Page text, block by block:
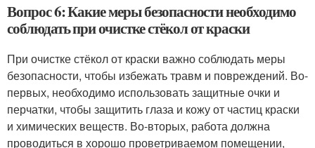
Вопрос 6: Какие меры безопасности необходимо
соблюдать при очистке стёкол от краски
При очистке стёкол от краски важно соблюдать меры
безопасности, чтобы избежать травм и повреждений. Во-
первых, необходимо использовать защитные очки и
перчатки, чтобы защитить глаза и кожу от частиц краски
и химических веществ. Во-вторых, работа должна
проводиться в хорошо проветриваемом помещении,